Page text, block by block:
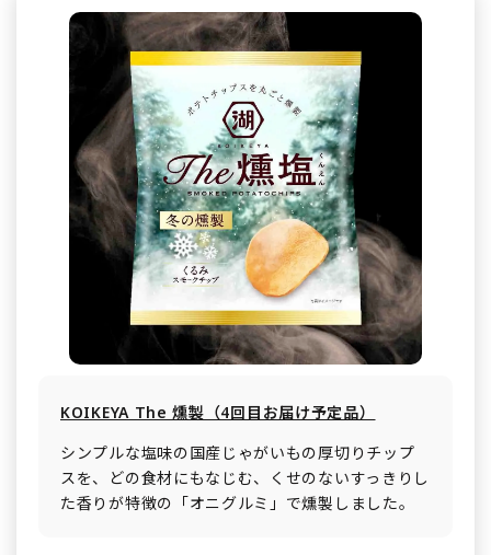
KOIKEYA The 燻製（4回目お届け予定品）
シンプルな塩味の国産じゃがいもの厚切りチップ
スを、どの食材にもなじむ、くせのないすっきりし
た香りが特徴の「オニグルミ」で燻製しました。